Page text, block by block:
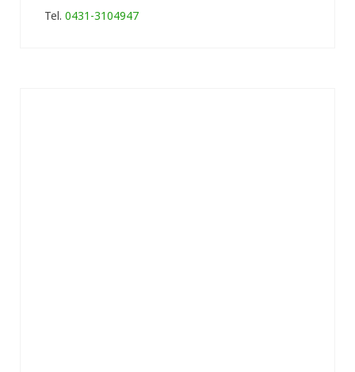
Tel. 0431-3104947